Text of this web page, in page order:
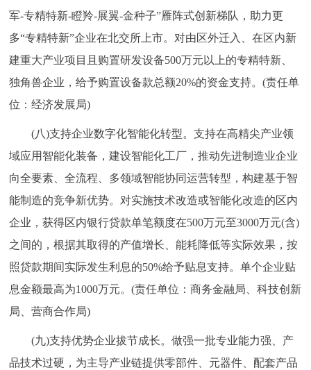
军-专精特新-瞪羚-展翼-金种子”雁阵式创新梯队，助力更
多“专精特新”企业在北交所上市。对由区外迁入、在区内新
建重大产业项目且购置研发设备500万元以上的专精特新、
独角兽企业，给予购置设备款总额20%的资金支持。(责任单
位：经济发展局)
(八)支持企业数字化智能化转型。支持在高精尖产业领
域应用智能化装备，建设智能化工厂，推动先进制造业企业
向全要素、全流程、多领域智能协同运营转型，构建基于智
能制造的竞争新优势。对实施技术改造或智能化改造的区内
企业，获得区内银行贷款单笔额度在500万元至3000万元(含)
之间的，根据其取得的产值增长、能耗降低等实际效果，按
照贷款期间实际发生利息的50%给予贴息支持。单个企业贴
息金额最高为1000万元。(责任单位：商务金融局、科技创新
局、营商合作局)
(九)支持优势企业拔节成长。做强一批专业能力强、产
品技术过硬，为主导产业链提供零部件、元器件、配套产品